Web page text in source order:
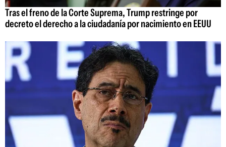
Tras el freno de la Corte Suprema, Trump restringe por
decreto el derecho a la ciudadanía por nacimiento en EEUU